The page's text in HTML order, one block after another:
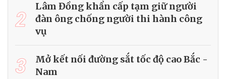
2
Lâm Đồng khẩn cấp tạm giữ người
đàn ông chống người thi hành công
vụ
3
Mở kết nối đường sắt tốc độ cao Bắc -
Nam